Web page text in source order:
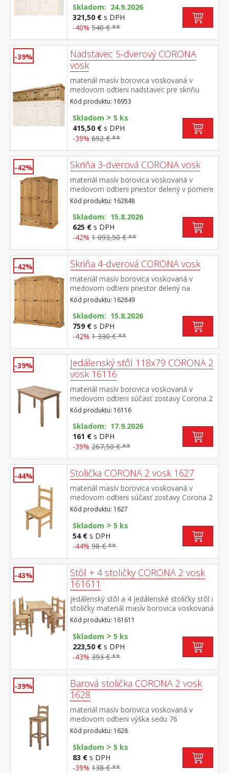
Skladom: 24.9.2026
321,50 € s DPH
-40% 540 € **
-39%
Nadstavec 5-dverový CORONA
vosk
materiál masív borovica voskovaná v
medovom odtieni nadstavec pre skriňu
162819 súčasť zostavy Corona
Kód produktu: 16953
Skladom > 5 ks
415,50 € s DPH
-39% 692 € **
-42% Skriňa 3-dverová CORONA vosk
materiál masív borovica voskovaná v
medovom odtieni priestor delený v pomere
2:1 širšia časť šatníková tyč a polica na
klobúky, v spodnej časti široká
zásuvka užšia časť 3 police z toho 2
variabilné kovové ozdobné úchytky súčasť
zostavy Corona
Kód produktu: 162848
Skladom: 15.8.2026
625 € s DPH
-42% 1 093,50 € **
-42% Skriňa 4-dverová CORONA vosk
materiál masív borovica voskovaná v
medovom odtieni priestor delený na
polovice v ľavej časti šatníková tyč a polica
na klobúky v pravej časti vľavo šatníková
tyč a polica na klobúky, vpravo 3 police z
toho 2 variabilné kovové ozdobné
úchytky súčasť zostavy Corona
Kód produktu: 162849
Skladom: 15.8.2026
759 € s DPH
-42% 1 330 € **
-39%
Jedálenský stôl 118x79 CORONA 2
vosk 16116
materiál masív borovica voskovaná v
medovom odtieni súčasť zostavy Corona 2
Kód produktu: 16116
Skladom: 17.9.2026
161 € s DPH
-39% 267,50 € **
-44% Stolička CORONA 2 vosk 1627
materiál masív borovica voskovaná v
medovom odtieni súčasť zostavy Corona 2
Kód produktu: 1627
Skladom > 5 ks
54 € s DPH
-44% 98 € **
-43%
Stôl + 4 stoličky CORONA 2 vosk
161611
jedálenský stôl a 4 jedálenské stoličky stôl i
stoličky materiál masív borovica voskovaná
v medovom odtieni rozmer stola (š/h/v)
108 × 65 × 76 cm, rozmer stoličky (š/h/v) 39
× 42 × 93 cm súčasť zostavy Corona 2
Kód produktu: 161611
Skladom > 5 ks
223,50 € s DPH
-43% 393 € **
-39%
Barová stolička CORONA 2 vosk
1628
materiál masív borovica voskovaná v
medovom odtieni výška sedu 76
cm vhodná k barovému stolu CORONA 2
vosk 16118 súčasť zostavy Corona 2
Kód produktu: 1628
Skladom > 5 ks
83 € s DPH
-39% 138 € **